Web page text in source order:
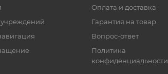
Оплата и доставка
Гарантия на товар
Вопрос-ответ
Политика
конфиденциальности